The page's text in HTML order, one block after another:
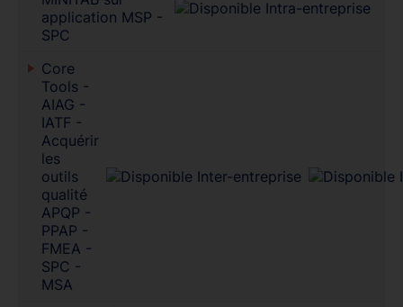
application MSP -
SPC
Core
Tools -
AIAG -
IATF -
Acquérir
les
outils
qualité
APQP -
PPAP -
FMEA -
SPC -
MSA